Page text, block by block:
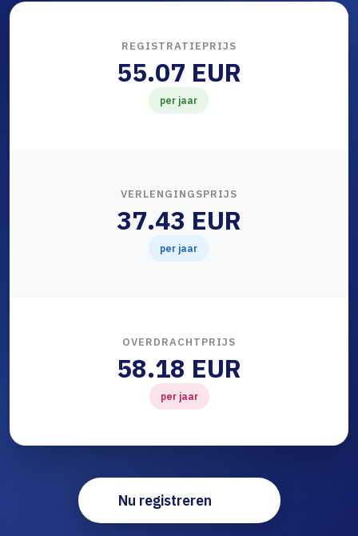
REGISTRATIEPRIJS
55.07 EUR
per jaar
VERLENGINGSPRIJS
37.43 EUR
per jaar
OVERDRACHTPRIJS
58.18 EUR
per jaar
Nu registreren